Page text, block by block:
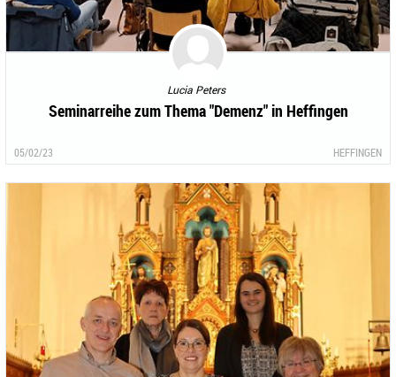
Lucia Peters
Seminarreihe zum Thema "Demenz" in Heffingen
05/02/23 HEFFINGEN